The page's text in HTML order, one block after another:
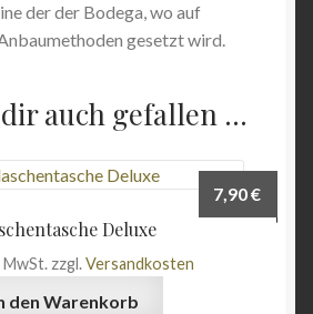
der der Bodega, wo auf
gesetzt wird.
auch gefallen …
Deluxe
7,90€
MwSt. zzgl.Versandkosten
den Warenkorb